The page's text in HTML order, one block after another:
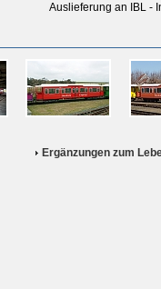
Auslieferung an IBL -
Ergänzungen zum